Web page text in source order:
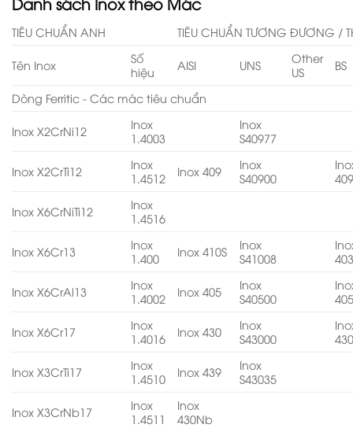
TIÊU CHUẨN ANH TIÊU CHUẨN TƯƠNG ĐƯƠNG /
Tên Inox
Số
hiệu
AISI UNS
Other
US
BS
Dòng Ferritic - Các mác tiêu chuẩn
Inox X2CrNi12
Inox
1.4003
Inox
S40977
Inox X2CrTi12
Inox
1.4512
Inox 409
Inox
S40900
Inox X6CrNiTi12
Inox
1.4516
Inox X6Cr13
Inox
1.400
Inox 410S
Inox
S41008
Inox X6CrAl13
Inox
1.4002
Inox 405
Inox
S40500
Inox X6Cr17
Inox
1.4016
Inox 430
Inox
S43000
Inox X3CrTi17
Inox
1.4510
Inox 439
Inox
S43035
Inox X3CrNb17
Inox
1.4511
Inox
430Nb